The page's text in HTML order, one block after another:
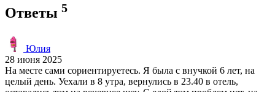
Ответы 5
Юлия
28 июня 2025
На месте сами сориентируетесь. Я была с внучкой 6 лет, на
целый день. Уехали в 8 утра, вернулись в 23.40 в отель,